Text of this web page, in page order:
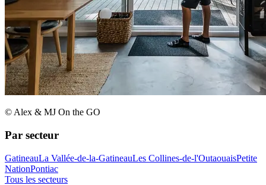
© Alex & MJ On the GO
Par secteur
GatineauLa Vallée-de-la-GatineauLes Collines-de-l'OutaouaisPetite
NationPontiac
Tous les secteurs